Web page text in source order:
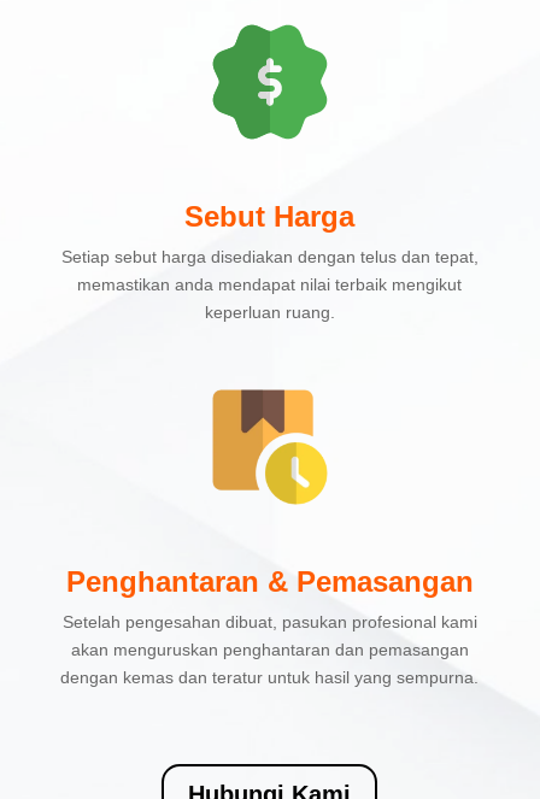
Sebut Harga
Setiap sebut harga disediakan dengan telus dan tepat,
memastikan anda mendapat nilai terbaik mengikut
keperluan ruang.
Penghantaran & Pemasangan
Setelah pengesahan dibuat, pasukan profesional kami
akan menguruskan penghantaran dan pemasangan
dengan kemas dan teratur untuk hasil yang sempurna.